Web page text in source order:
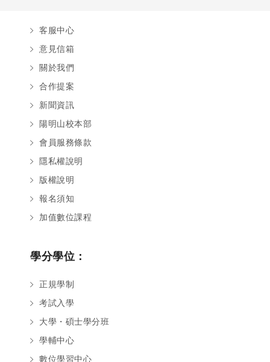
客服中心
意見信箱
關於我們
合作提案
新聞資訊
陽明山校本部
會員服務條款
隱私權說明
版權說明
報名須知
加值數位課程
學分學位：
正規學制
考試入學
大學・碩士學分班
學輔中心
數位學習中心